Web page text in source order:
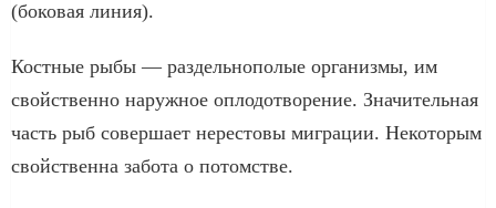
(боковая линия).
Костные рыбы — раздельнополые организмы, им
свойственно наружное оплодотворение. Значительная
часть рыб совершает нерестовы миграции. Некоторым
свойственна забота о потомстве.